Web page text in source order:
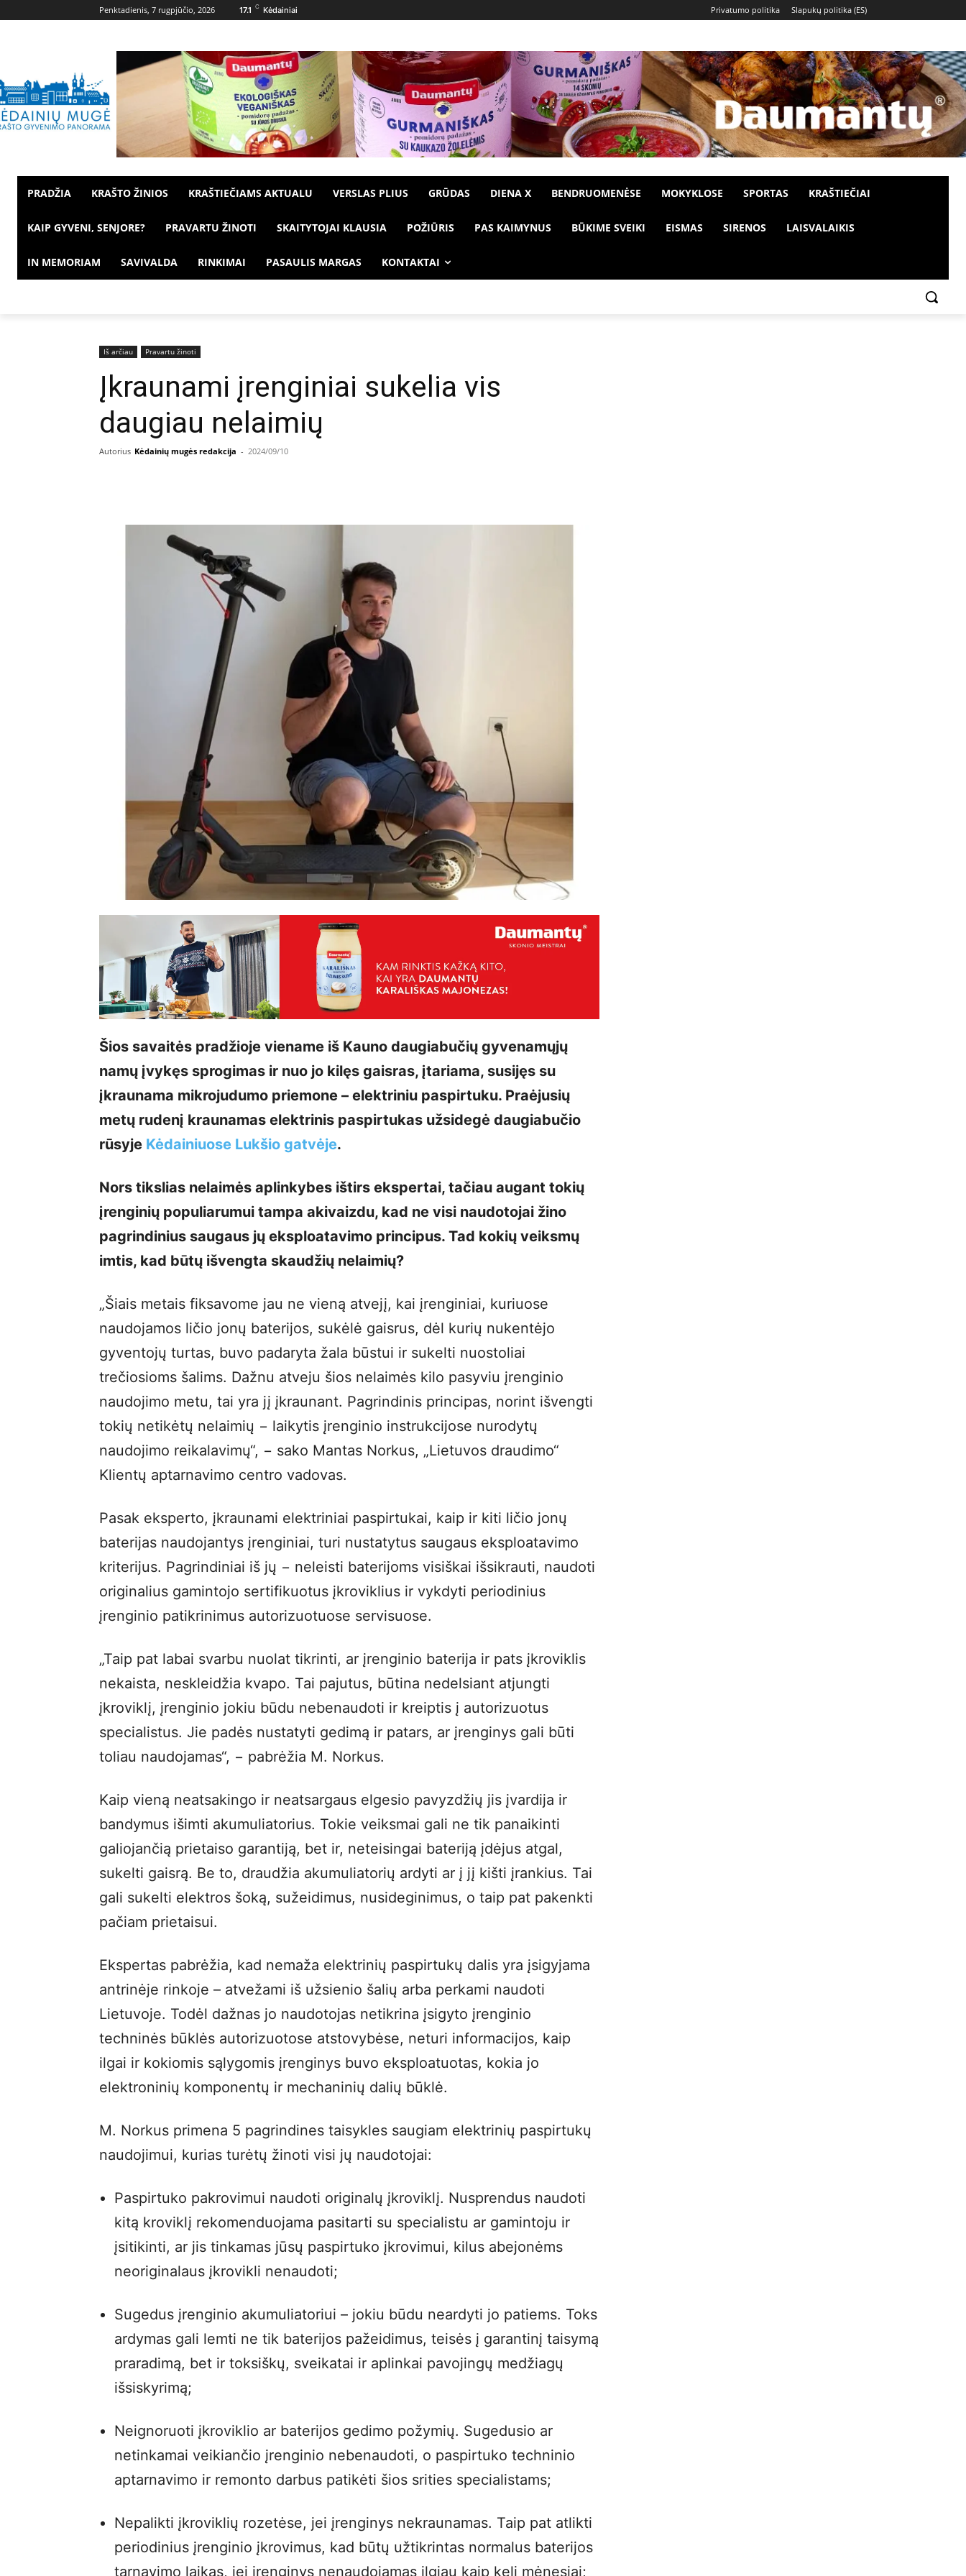
Penktadienis, 7 rugpjūčio, 2026 17.1 C Kėdainiai Privatumo politika Slapukų politika (ES)
PRADŽIA KRAŠTO ŽINIOS KRAŠTIEČIAMS AKTUALU VERSLAS PLIUS GRŪDAS DIENA X BENDRUOMENĖSE MOKYKLOSE SPORTAS KRAŠTIEČIAI
KAIP GYVENI, SENJORE? PRAVARTU ŽINOTI SKAITYTOJAI KLAUSIA POŽIŪRIS PAS KAIMYNUS BŪKIME SVEIKI EISMAS SIRENOS LAISVALAIKIS
IN MEMORIAM SAVIVALDA RINKIMAI PASAULIS MARGAS KONTAKTAI
Iš arčiau Pravartu žinoti
Įkraunami įrenginiai sukelia vis
daugiau nelaimių
Autorius Kėdainių mugės redakcija - 2024/09/10
Šios savaitės pradžioje viename iš Kauno daugiabučių gyvenamųjų
namų įvykęs sprogimas ir nuo jo kilęs gaisras, įtariama, susijęs su
įkraunama mikrojudumo priemone – elektriniu paspirtuku. Praėjusių
metų rudenį kraunamas elektrinis paspirtukas užsidegė daugiabučio
rūsyje Kėdainiuose Lukšio gatvėje.
Nors tikslias nelaimės aplinkybes ištirs ekspertai, tačiau augant tokių
įrenginių populiarumui tampa akivaizdu, kad ne visi naudotojai žino
pagrindinius saugaus jų eksploatavimo principus. Tad kokių veiksmų
imtis, kad būtų išvengta skaudžių nelaimių?
„Šiais metais fiksavome jau ne vieną atvejį, kai įrenginiai, kuriuose
naudojamos ličio jonų baterijos, sukėlė gaisrus, dėl kurių nukentėjo
gyventojų turtas, buvo padaryta žala būstui ir sukelti nuostoliai
trečiosioms šalims. Dažnu atveju šios nelaimės kilo pasyviu įrenginio
naudojimo metu, tai yra jį įkraunant. Pagrindinis principas, norint išvengti
tokių netikėtų nelaimių − laikytis įrenginio instrukcijose nurodytų
naudojimo reikalavimų“, − sako Mantas Norkus, „Lietuvos draudimo“
Klientų aptarnavimo centro vadovas.
Pasak eksperto, įkraunami elektriniai paspirtukai, kaip ir kiti ličio jonų
baterijas naudojantys įrenginiai, turi nustatytus saugaus eksploatavimo
kriterijus. Pagrindiniai iš jų − neleisti baterijoms visiškai išsikrauti, naudoti
originalius gamintojo sertifikuotus įkroviklius ir vykdyti periodinius
įrenginio patikrinimus autorizuotuose servisuose.
„Taip pat labai svarbu nuolat tikrinti, ar įrenginio baterija ir pats įkroviklis
nekaista, neskleidžia kvapo. Tai pajutus, būtina nedelsiant atjungti
įkroviklį, įrenginio jokiu būdu nebenaudoti ir kreiptis į autorizuotus
specialistus. Jie padės nustatyti gedimą ir patars, ar įrenginys gali būti
toliau naudojamas“, − pabrėžia M. Norkus.
Kaip vieną neatsakingo ir neatsargaus elgesio pavyzdžių jis įvardija ir
bandymus išimti akumuliatorius. Tokie veiksmai gali ne tik panaikinti
galiojančią prietaiso garantiją, bet ir, neteisingai bateriją įdėjus atgal,
sukelti gaisrą. Be to, draudžia akumuliatorių ardyti ar į jį kišti įrankius. Tai
gali sukelti elektros šoką, sužeidimus, nusideginimus, o taip pat pakenkti
pačiam prietaisui.
Ekspertas pabrėžia, kad nemaža elektrinių paspirtukų dalis yra įsigyjama
antrinėje rinkoje – atvežami iš užsienio šalių arba perkami naudoti
Lietuvoje. Todėl dažnas jo naudotojas netikrina įsigyto įrenginio
techninės būklės autorizuotose atstovybėse, neturi informacijos, kaip
ilgai ir kokiomis sąlygomis įrenginys buvo eksploatuotas, kokia jo
elektroninių komponentų ir mechaninių dalių būklė.
M. Norkus primena 5 pagrindines taisykles saugiam elektrinių paspirtukų
naudojimui, kurias turėtų žinoti visi jų naudotojai:
Paspirtuko pakrovimui naudoti originalų įkroviklį. Nusprendus naudoti
kitą kroviklį rekomenduojama pasitarti su specialistu ar gamintoju ir
įsitikinti, ar jis tinkamas jūsų paspirtuko įkrovimui, kilus abejonėms
neoriginalaus įkrovikli nenaudoti;
Sugedus įrenginio akumuliatoriui – jokiu būdu neardyti jo patiems. Toks
ardymas gali lemti ne tik baterijos pažeidimus, teisės į garantinį taisymą
praradimą, bet ir toksiškų, sveikatai ir aplinkai pavojingų medžiagų
išsiskyrimą;
Neignoruoti įkroviklio ar baterijos gedimo požymių. Sugedusio ar
netinkamai veikiančio įrenginio nebenaudoti, o paspirtuko techninio
aptarnavimo ir remonto darbus patikėti šios srities specialistams;
Nepalikti įkroviklių rozetėse, jei įrenginys nekraunamas. Taip pat atlikti
periodinius įrenginio įkrovimus, kad būtų užtikrintas normalus baterijos
tarnavimo laikas, jei įrenginys nenaudojamas ilgiau kaip keli mėnesiai;